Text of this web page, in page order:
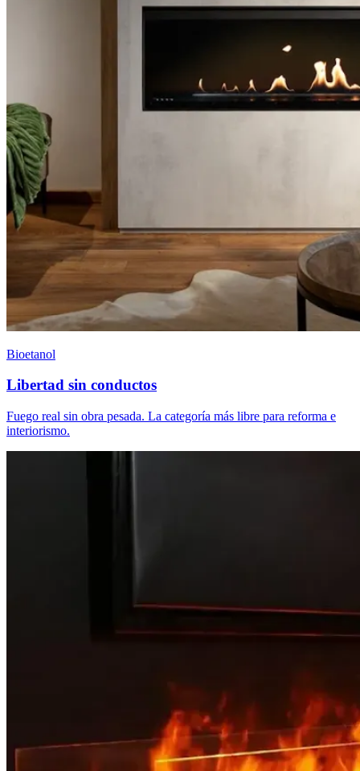
Bioetanol
Libertad sin conductos
Fuego real sin obra pesada. La categoría más libre para reforma e
interiorismo.